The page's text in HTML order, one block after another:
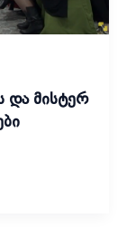
და მისტერ